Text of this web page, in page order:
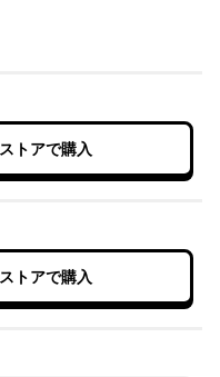
ストアで購入
ストアで購入